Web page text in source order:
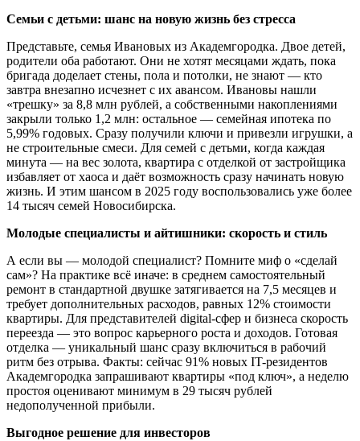
Семьи с детьми: шанс на новую жизнь без стресса
Представьте, семья Ивановых из Академгородка. Двое детей,
родители оба работают. Они не хотят месяцами ждать, пока
бригада доделает стены, пола и потолки, не знают — кто
завтра внезапно исчезнет с их авансом. Ивановы нашли
«трешку» за 8,8 млн рублей, а собственными накоплениями
закрыли только 1,2 млн: остальное — семейная ипотека по
5,99% годовых. Сразу получили ключи и привезли игрушки, а
не строительные смеси. Для семей с детьми, когда каждая
минута — на вес золота, квартира с отделкой от застройщика
избавляет от хаоса и даёт возможность сразу начинать новую
жизнь. И этим шансом в 2025 году воспользовались уже более
14 тысяч семей Новосибирска.
Молодые специалисты и айтишники: скорость и стиль
А если вы — молодой специалист? Помните миф о «сделай
сам»? На практике всё иначе: в среднем самостоятельный
ремонт в стандартной двушке затягивается на 7,5 месяцев и
требует дополнительных расходов, равных 12% стоимости
квартиры. Для представителей digital-сфер и бизнеса скорость
переезда — это вопрос карьерного роста и доходов. Готовая
отделка — уникальный шанс сразу включиться в рабочий
ритм без отрыва. Факты: сейчас 91% новых IT-резидентов
Академгородка запрашивают квартиры «под ключ», а неделю
простоя оценивают минимум в 29 тысяч рублей
недополученной прибыли.
Выгодное решение для инвесторов